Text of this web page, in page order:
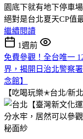
園底下就有地下停車
絕對是台北夏天CP值
繼續閱讀
1週前
免費參觀！全台唯一
界，揭開日治北警察
念館】
【吃喝玩樂✭台北/新